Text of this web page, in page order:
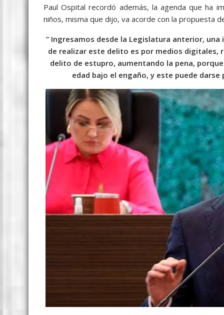
Paul Ospital recordó además, la agenda que ha
niños, misma que dijo, va acorde con la propuesta
” Ingresamos desde la Legislatura anterior,
de realizar este delito es por medios digitales,
delito de estupro, aumentando la pena,
edad bajo el engaño, y este puede